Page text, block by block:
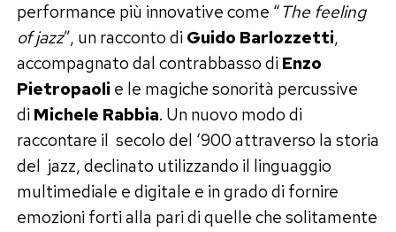
performance più innovative come “The feeling
of jazz”, un racconto diGuido Barlozzetti,
accompagnato dal contrabbasso diEnzo
Pietropaoli e le magiche sonorità percussive
diMichele Rabbia. Un nuovo modo di
raccontare il secolo del ‘900 attraverso la storia
del jazz, declinato utilizzando il linguaggio
multimediale e digitale e in grado di fornire
emozioni forti alla pari di quelle che solitamente